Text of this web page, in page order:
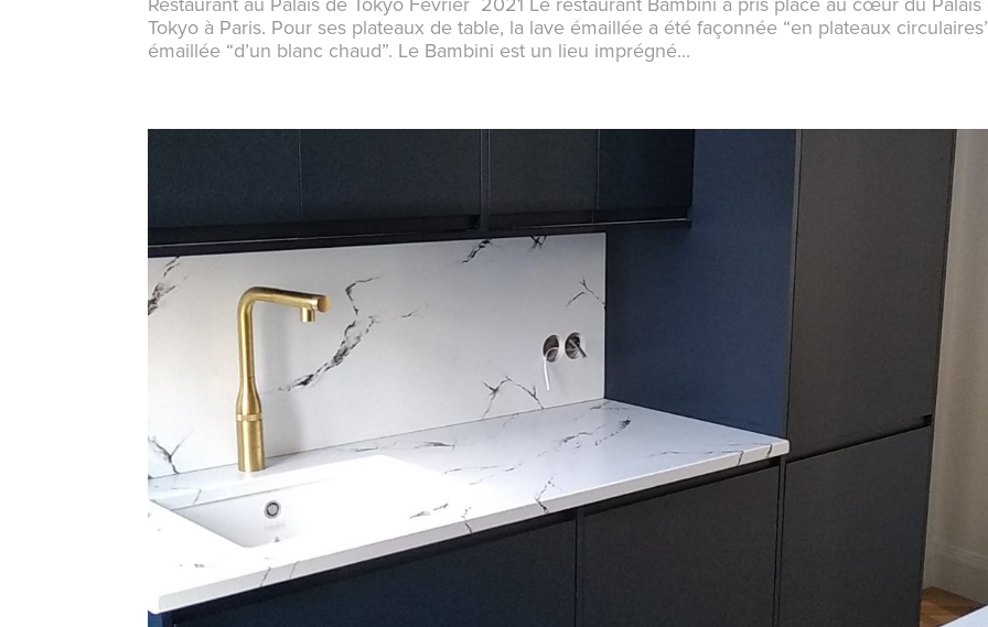
Restaurant au Palais de Tokyo Février 2021 Le restaurant Bambini a pris place au cœur du Palais
Tokyo à Paris. Pour ses plateaux de table, la lave émaillée a été façonnée “en plateaux
émaillée “d’un blanc chaud”. Le Bambini est un lieu imprégné...